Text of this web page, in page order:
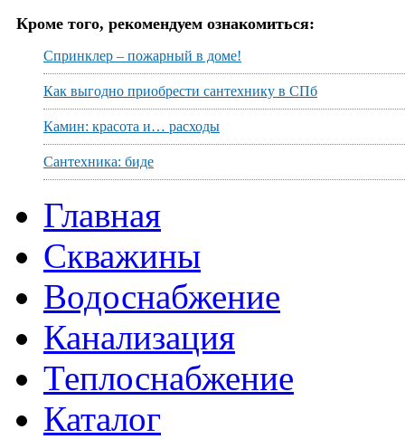
Кроме того, рекомендуем ознакомиться:
Спринклер – пожарный в доме!
Как выгодно приобрести сантехнику в СПб
Камин: красота и… расходы
Сантехника: биде
Главная
Скважины
Водоснабжение
Канализация
Теплоснабжение
Каталог